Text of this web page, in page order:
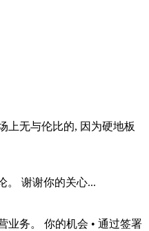
上无与伦比的, 因为硬地板
。 谢谢你的关心...
业务。 你的机会 • 通过签署